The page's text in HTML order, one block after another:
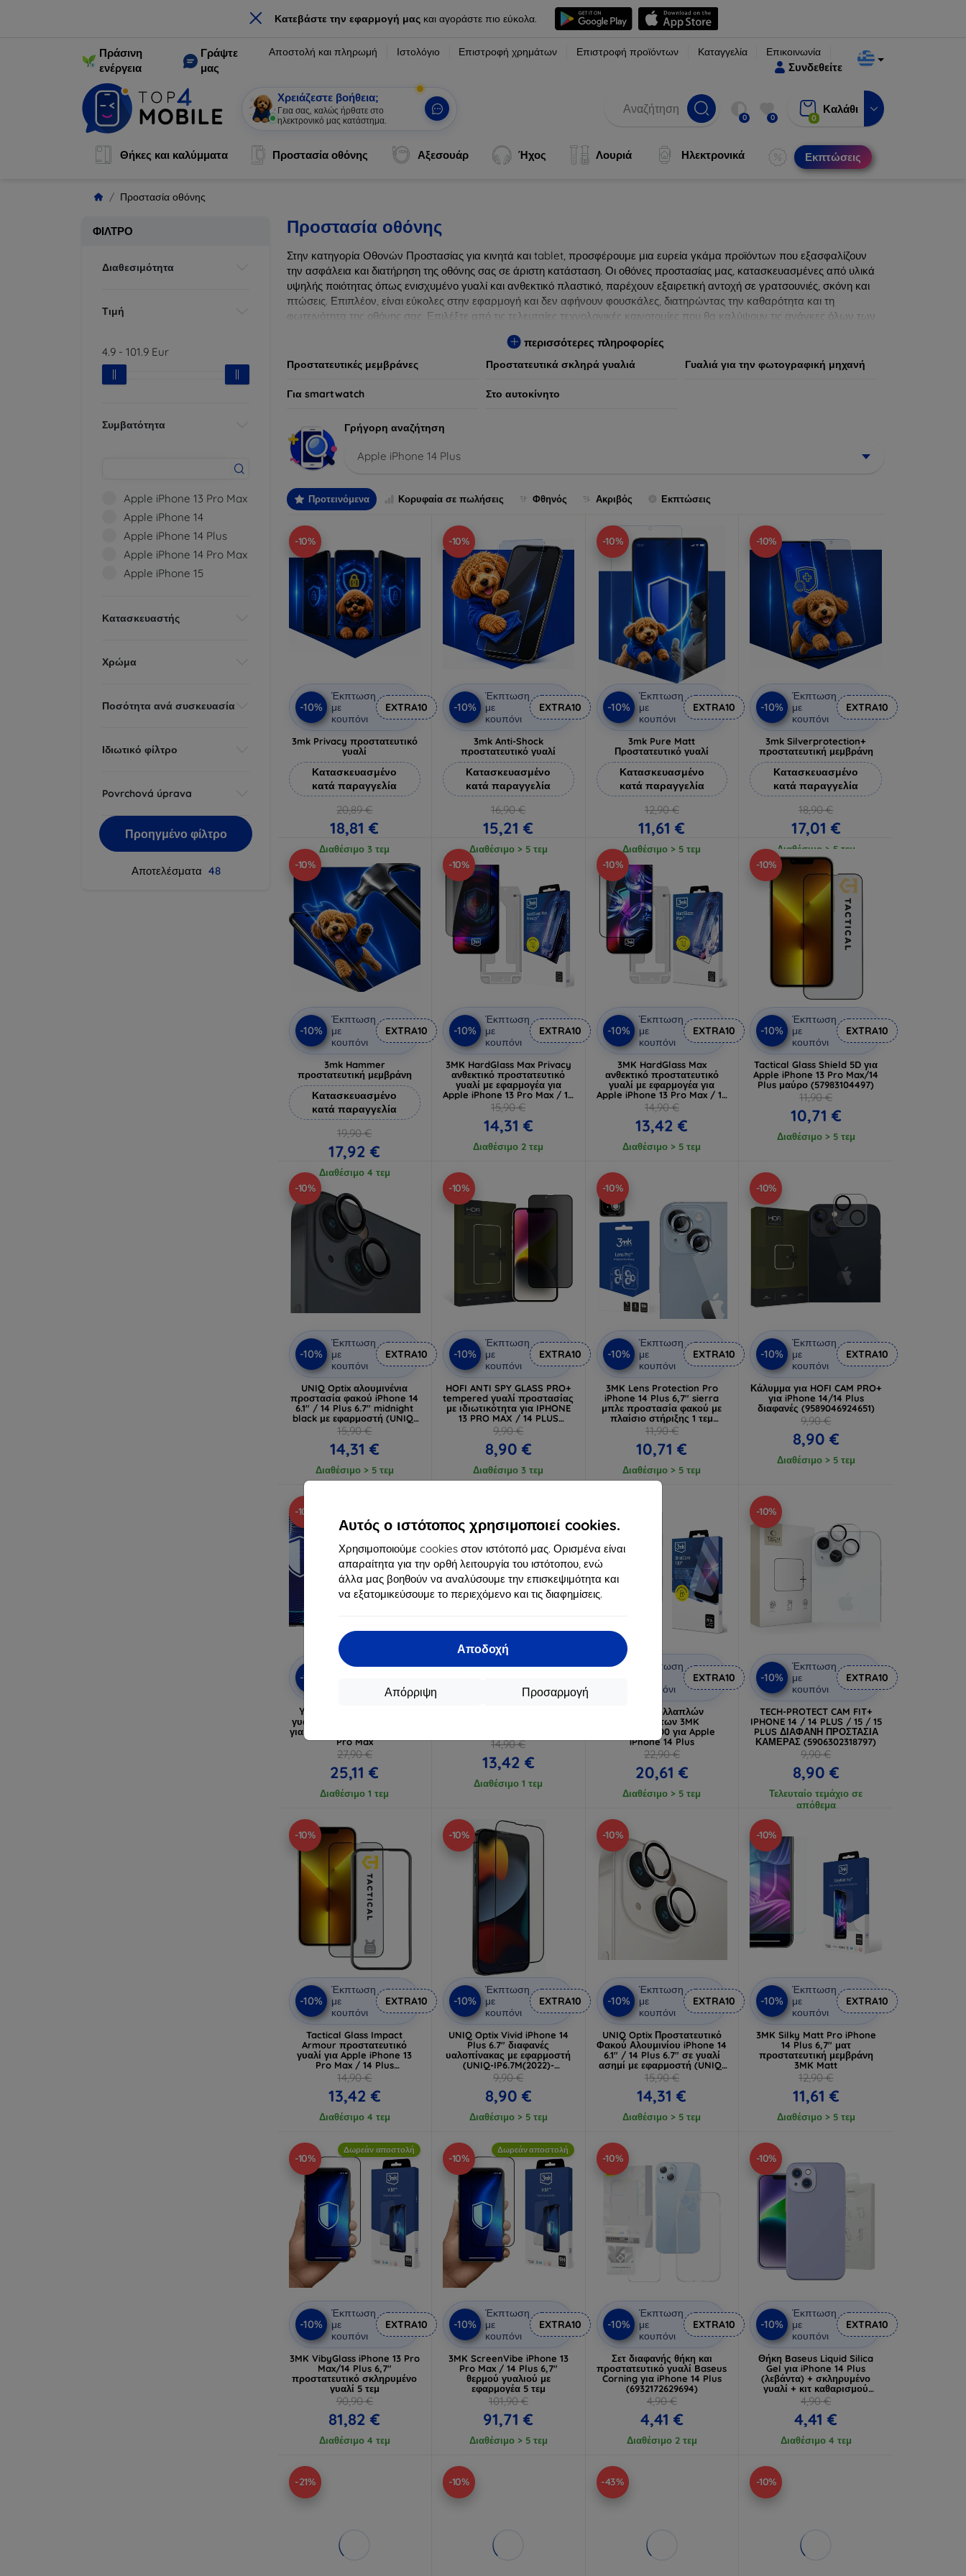
× Κατεβάστε την εφαρμογή μαςκαι αγοράστε πιο εύκολα.
Αυτός ο ιστότοπος χρησιμοποιεί cookies.
Χρησιμοποιούμε cookies στον ιστότοπό μας. Ορισμένα είναι
απαραίτητα για την ορθή λειτουργία του ιστότοπου, ενώ
άλλα μας βοηθούν να αναλύσουμε την επισκεψιμότητα και
να εξατομικεύσουμε το περιεχόμενο και τις διαφημίσεις.
Αποδοχή
Προσαρμογή
Απόρριψη
Πράσινη
ενέργεια
Γράψτε
μας
Αποστολή και πληρωμή Ιστολόγιο Επιστροφή χρημάτων Επιστροφή προϊόντων Καταγγελία Επικοινωνία
Συνδεθείτε
Χρειάζεστε βοήθεια;
Γεια σας, καλώς ήρθατε στο
ηλεκτρονικό μας κατάστημα.
0 0 0
Καλάθι
Θήκες και καλύμματα Προστασία οθόνης Αξεσουάρ Ήχος Λουριά Ηλεκτρονικά Εκπτώσεις
Προστασία οθόνης
ΦΊΛΤΡΟ
Διαθεσιμότητα
Τιμή
4.9 - 101.9 Eur
Συμβατότητα
Apple iPhone 13 Pro Max
Apple iPhone 14
Apple iPhone 14 Plus
Apple iPhone 14 Pro Max
Apple iPhone 15
Κατασκευαστής
Χρώμα
Ποσότητα ανά συσκευασία
Ιδιωτικό φίλτρο
Povrchová úprava
Προηγμένο φίλτρο
Αποτελέσματα 48
Προστασία οθόνης
Στην κατηγορία Οθονών Προστασίας για κινητά και tablet, προσφέρουμε μια ευρεία γκάμα προϊόντων που εξασφαλίζουν
την ασφάλεια και διατήρηση της οθόνης σας σε άριστη κατάσταση. Οι οθόνες προστασίας μας, κατασκευασμένες από υλικά
υψηλής ποιότητας όπως ενισχυμένο γυαλί και ανθεκτικό πλαστικό, παρέχουν εξαιρετική αντοχή σε γρατσουνιές, σκόνη και
πτώσεις. Επιπλέον, είναι εύκολες στην εφαρμογή και δεν αφήνουν φουσκάλες, διατηρώντας την καθαρότητα και τη
φωτεινότητα της οθόνης σας. Επιλέξτε από τις τελευταίες τεχνολογικές καινοτομίες που θα καλύψουν τις ανάγκες όλων των
περισσότερες πληροφορίες
Προστατευτικές μεμβράνες Προστατευτικά σκληρά γυαλιά Γυαλιά για την φωτογραφική μηχανή
Για smartwatch Στο αυτοκίνητο
Γρήγορη αναζήτηση
Apple iPhone 14 Plus
Προτεινόμενα Κορυφαία σε πωλήσεις Φθηνός Ακριβός Εκπτώσεις
-10%
-10%
Έκπτωση
με
κουπόνι
EXTRA10
3mk Privacy προστατευτικό
γυαλί
Κατασκευασμένο
κατά παραγγελία
20,89 €
18,81 €
Διαθέσιμο 3 τεμ
-10%
-10%
Έκπτωση
με
κουπόνι
EXTRA10
3mk Anti-Shock
προστατευτικό γυαλί
Κατασκευασμένο
κατά παραγγελία
16,90 €
15,21 €
Διαθέσιμο > 5 τεμ
-10%
-10%
Έκπτωση
με
κουπόνι
EXTRA10
3mk Pure Matt
Προστατευτικό γυαλί
Κατασκευασμένο
κατά παραγγελία
12,90 €
11,61 €
Διαθέσιμο > 5 τεμ
-10%
-10%
Έκπτωση
με
κουπόνι
EXTRA10
3mk Silverprotection+
προστατευτική μεμβράνη
Κατασκευασμένο
κατά παραγγελία
18,90 €
17,01 €
Διαθέσιμο > 5 τεμ
-10%
-10%
Έκπτωση
με
κουπόνι
EXTRA10
3mk Hammer
προστατευτική μεμβράνη
Κατασκευασμένο
κατά παραγγελία
19,90 €
17,92 €
Διαθέσιμο 4 τεμ
-10%
-10%
Έκπτωση
με
κουπόνι
EXTRA10
3MK HardGlass Max Privacy
ανθεκτικό προστατευτικό
γυαλί με εφαρμογέα για
Apple iPhone 13 Pro Max / 14
Plus
15,90 €
14,31 €
Διαθέσιμο 2 τεμ
-10%
-10%
Έκπτωση
με
κουπόνι
EXTRA10
3MK HardGlass Max
ανθεκτικό προστατευτικό
γυαλί με εφαρμογέα για
Apple iPhone 13 Pro Max / 14
Plus
14,90 €
13,42 €
Διαθέσιμο > 5 τεμ
-10%
-10%
Έκπτωση
με
κουπόνι
EXTRA10
Tactical Glass Shield 5D για
Apple iPhone 13 Pro Max/14
Plus μαύρο (57983104497)
11,90 €
10,71 €
Διαθέσιμο > 5 τεμ
-10%
-10%
Έκπτωση
με
κουπόνι
EXTRA10
UNIQ Optix αλουμινένια
προστασία φακού iPhone 14
6.1" / 14 Plus 6.7" midnight
black με εφαρμοστή (UNIQ-
IP6.1-6.7M-LENSBLK)
15,90 €
14,31 €
Διαθέσιμο > 5 τεμ
-10%
-10%
Έκπτωση
με
κουπόνι
EXTRA10
HOFI ANTI SPY GLASS PRO+
tempered γυαλί προστασίας
με ιδιωτικότητα για IPHONE
13 PRO MAX / 14 PLUS
(9490713933541)
9,90 €
8,90 €
Διαθέσιμο 3 τεμ
-10%
-10%
Έκπτωση
με
κουπόνι
EXTRA10
3MK Lens Protection Pro
iPhone 14 Plus 6,7" sierra
μπλε προστασία φακού με
πλαίσιο στήριξης 1 τεμ
(5903108517829)
11,90 €
10,71 €
Διαθέσιμο > 5 τεμ
-10%
-10%
Έκπτωση
με
κουπόνι
EXTRA10
Κάλυμμα για HOFI CAM PRO+
για iPhone 14/14 Plus
διαφανές (9589046924651)
9,90 €
8,90 €
Διαθέσιμο > 5 τεμ
-10%
-10%
Έκπτωση
Υβριδικό προστατευτικό
γυαλί 3mk FlexibleGlass Pro
για Apple iPhone 14 Plus / 14
Pro Max
27,90 €
25,11 €
Διαθέσιμο 1 τεμ
Έκπτωση
14,90 €
13,42 €
Διαθέσιμο 1 τεμ
Έκπτωση
κουπόνι
EXTRA10
Ταινία πολλαπλών
στρωμάτων 3MK
StratCore700 για Apple
iPhone 14 Plus
22,90 €
20,61 €
Διαθέσιμο > 5 τεμ
-10%
-10%
Έκπτωση
με
κουπόνι
EXTRA10
TECH-PROTECT CAM FIT+
IPHONE 14 / 14 PLUS / 15 / 15
PLUS ΔΙΑΦΑΝΗ ΠΡΟΣΤΑΣΙΑ
ΚΑΜΕΡΑΣ (5906302318797)
9,90 €
8,90 €
Τελευταίο τεμάχιο σε
απόθεμα
-10%
-10%
Έκπτωση
με
κουπόνι
EXTRA10
Tactical Glass Impact
Armour προστατευτικό
γυαλί για Apple iPhone 13
Pro Max / 14 Plus
(57983114101)
14,90 €
13,42 €
Διαθέσιμο 4 τεμ
-10%
-10%
Έκπτωση
με
κουπόνι
EXTRA10
UNIQ Optix Vivid iPhone 14
Plus 6.7" διαφανές
υαλοπίνακας με εφαρμοστή
(UNIQ-IP6.7M(2022)-
VIVDCLEAR)
9,90 €
8,90 €
Διαθέσιμο > 5 τεμ
-10%
-10%
Έκπτωση
με
κουπόνι
EXTRA10
UNIQ Optix Προστατευτικό
Φακού Αλουμινίου iPhone 14
6.1" / 14 Plus 6.7" σε γυαλί
ασημί με εφαρμοστή (UNIQ-
IP6.1-6.7M-LENSSIL)
15,90 €
14,31 €
Διαθέσιμο > 5 τεμ
-10%
-10%
Έκπτωση
με
κουπόνι
EXTRA10
3MK Silky Matt Pro iPhone
14 Plus 6,7" ματ
προστατευτική μεμβράνη
3MK Matt
12,90 €
11,61 €
Διαθέσιμο > 5 τεμ
-10%
Δωρεάν αποστολή
-10%
Έκπτωση
με
κουπόνι
EXTRA10
3MK VibyGlass iPhone 13 Pro
Max/14 Plus 6,7"
προστατευτικό σκληρυμένο
γυαλί 5 τεμ
90,90 €
81,82 €
Διαθέσιμο 4 τεμ
-10%
Δωρεάν αποστολή
-10%
Έκπτωση
με
κουπόνι
EXTRA10
3MK ScreenVibe iPhone 13
Pro Max / 14 Plus 6,7"
θερμού γυαλιού με
εφαρμογέα 5 τεμ
101,90 €
91,71 €
Διαθέσιμο > 5 τεμ
-10%
-10%
Έκπτωση
με
κουπόνι
EXTRA10
Σετ διαφανής θήκη και
προστατευτικό γυαλί Baseus
Corning για iPhone 14 Plus
(6932172629694)
4,90 €
4,41 €
Διαθέσιμο 2 τεμ
-10%
-10%
Έκπτωση
με
κουπόνι
EXTRA10
Θήκη Baseus Liquid Silica
Gel για iPhone 14 Plus
(λεβάντα) + σκληρυμένο
γυαλί + κιτ καθαρισμού
(6932172622589)
4,90 €
4,41 €
Διαθέσιμο 4 τεμ
-21% -10% -43% -10%